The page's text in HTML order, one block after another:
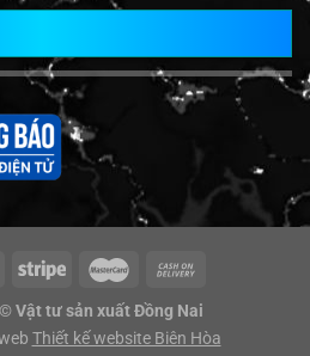
Vật tư sản xuất Đồng Nai
Thiết kế website Biên Hòa